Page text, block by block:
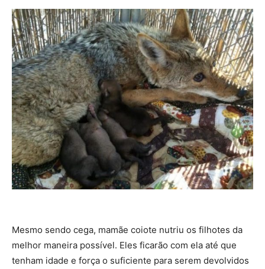
Mesmo sendo cega, mamãe coiote nutriu os filhotes da
melhor maneira possível. Eles ficarão com ela até que
tenham idade e força o suficiente para serem devolvidos